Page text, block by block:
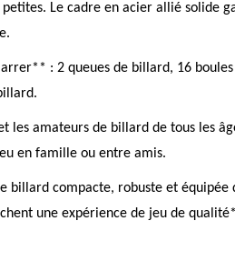
Le cadre en acier allié solide
: 2 queues de billard, 16
amateurs de billard de tous les
en famille ou entre amis.
billard compacte, robuste et équipée
une expérience de jeu de